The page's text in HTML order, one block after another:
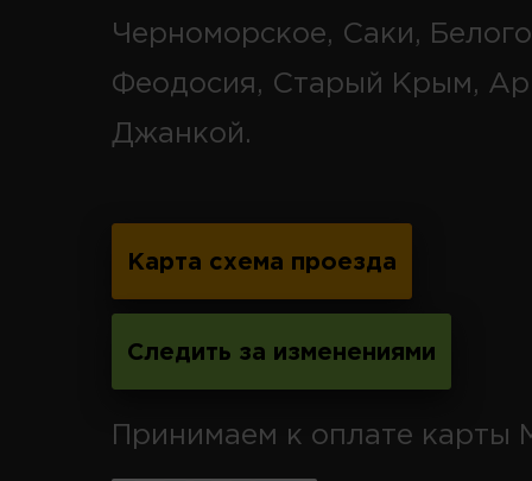
Черноморское, Саки,
Феодосия, Старый Крым,
Джанкой.
Карта схема проезда
Следить за изменениями
Принимаем к оплате карты